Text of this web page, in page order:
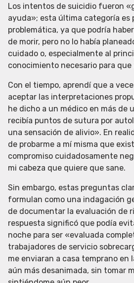
Los intentos de suicidio fueron
ayuda»; esta última categoría
problemática, ya que podría
de morir, pero no lo había
cuidado o, especialmente al
conocimiento necesario para
Con el tiempo, aprendí que a
aceptar las interpretaciones
he dicho a un médico en más de
recibía puntos de sutura por
una sensación de alivio». En
de probarme a mí misma que
compromiso cuidadosamente
mi cabeza que quiere que sane.
Sin embargo, estas preguntas
formulan como una indagación
de documentar la evaluación de
respuesta significó que podía
noche para ser «evaluada
trabajadores de servicio
me enviaran a casa temprano en
aún más desanimada, sin tomar